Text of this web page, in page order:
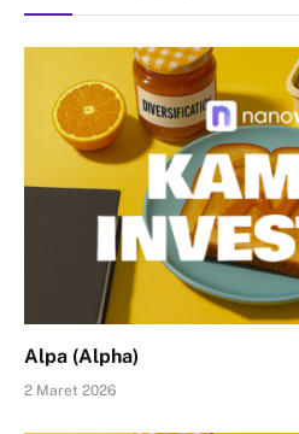
Alpa (Alpha)
2 Maret 2026